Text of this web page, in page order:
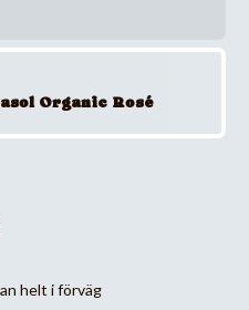
Organic Rosé
helt i förväg